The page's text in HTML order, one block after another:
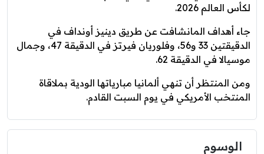
لكأس العالم 2026.
جاء أهداف المانشافت عن طريق دينيز أونداف في
الدقيقتين 33 و56، وفلوريان فيرتز في الدقيقة 47، وجمال
موسيالا في الدقيقة 62.
ومن المنتظر أن تنهي ألمانيا مبارياتها الودية بملاقاة
المنتخب الأمريكي في يوم السبت القادم.
الوسوم